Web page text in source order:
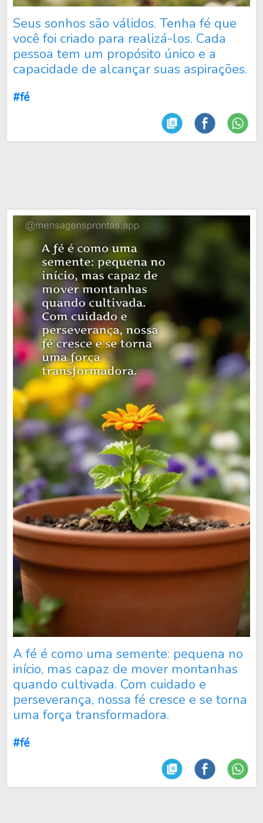
Seus sonhos são válidos. Tenha fé que
você foi criado para realizá-los. Cada
pessoa tem um propósito único e a
capacidade de alcançar suas aspirações.
#fé
A fé é como uma semente: pequena no
início, mas capaz de mover montanhas
quando cultivada. Com cuidado e
perseverança, nossa fé cresce e se torna
uma força transformadora.
#fé